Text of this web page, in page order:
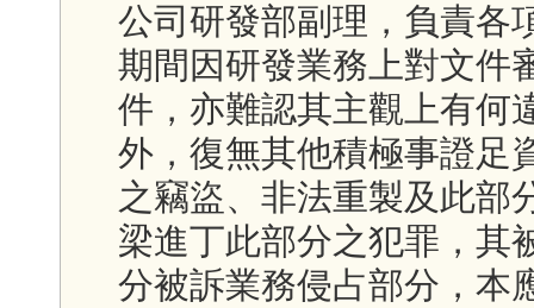
公司研發部副理，負責各
期間因研發業務上對文件
件，亦難認其主觀上有何
外，復無其他積極事證足
之竊盜、非法重製及此部
梁進丁此部分之犯罪，其
分被訴業務侵占部分，本